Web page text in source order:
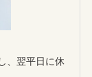
、翌平日に休